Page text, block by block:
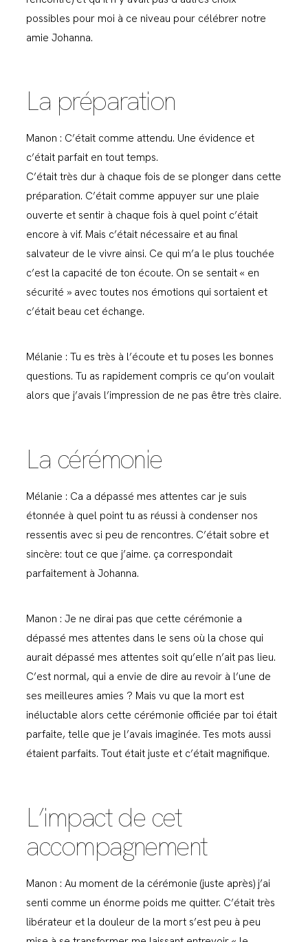
possibles pour moi à ce niveau pour célébrer notre
amie Johanna.
La préparation
Manon : C’était comme attendu. Une évidence et
c’était parfait en tout temps.
C’était très dur à chaque fois de se plonger dans cette
préparation. C’était comme appuyer sur une plaie
ouverte et sentir à chaque fois à quel point c’était
encore à vif. Mais c’était nécessaire et au final
salvateur de le vivre ainsi. Ce qui m’a le plus touchée
c’est la capacité de ton écoute. On se sentait « en
sécurité » avec toutes nos émotions qui sortaient et
c’était beau cet échange.
Mélanie : Tu es très à l’écoute et tu poses les bonnes
questions. Tu as rapidement compris ce qu’on voulait
alors que j’avais l’impression de ne pas être très claire.
La cérémonie
Mélanie : Ca a dépassé mes attentes car je suis
étonnée à quel point tu as réussi à condenser nos
ressentis avec si peu de rencontres. C’était sobre et
sincère: tout ce que j’aime. ça correspondait
parfaitement à Johanna.
Manon : Je ne dirai pas que cette cérémonie a
dépassé mes attentes dans le sens où la chose qui
aurait dépassé mes attentes soit qu’elle n’ait pas lieu.
C’est normal, qui a envie de dire au revoir à l’une de
ses meilleures amies ? Mais vu que la mort est
inéluctable alors cette cérémonie officiée par toi était
parfaite, telle que je l’avais imaginée. Tes mots aussi
étaient parfaits. Tout était juste et c’était magnifique.
L’impact de cet
accompagnement
Manon : Au moment de la cérémonie (juste après) j’ai
senti comme un énorme poids me quitter. C’était très
libérateur et la douleur de la mort s’est peu à peu